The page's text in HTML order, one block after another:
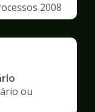
2008
ou